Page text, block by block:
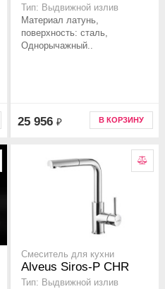
Тип: Выдвижной излив
Материал латунь,
поверхность: сталь,
Однорычажный..
25 956 ₽ В КОРЗИНУ
Смеситель для кухни
Alveus Siros-P CHR
Тип: Выдвижной излив